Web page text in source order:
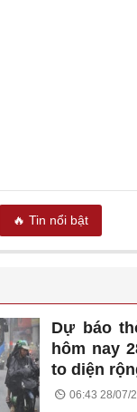
🔥 Tin nổi bật
Dự báo
hôm nay
to diện
06:43 28/07/